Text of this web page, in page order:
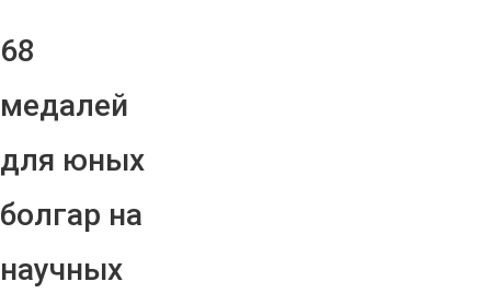
68
медалей
для юных
болгар на
научных